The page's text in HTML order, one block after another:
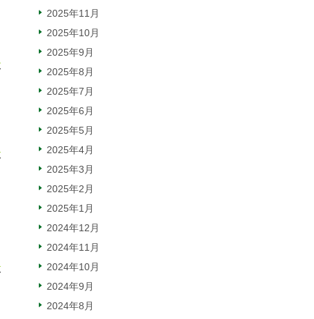
2025年11月
2025年10月
2025年9月
2025年8月
2025年7月
2025年6月
2025年5月
2025年4月
2025年3月
2025年2月
2025年1月
2024年12月
2024年11月
2024年10月
2024年9月
2024年8月